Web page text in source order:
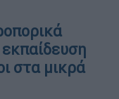
στα μικρά